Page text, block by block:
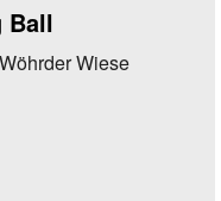
Ball
Wiese